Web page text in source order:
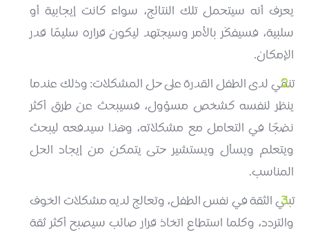
يعرف أنه سيتحمل تلك النتائج، سواء كانت إيجابية أو
سلبية، فسيفكّر بالأمر وسيجتهد ليكون قراره سليمًا قدر
الإمكان.
تنمّي لدى الطفل القدرة على حل المشكلات: وذلك عندما
ينظر لنفسه كشخص مسؤول، فسيبحث عن طرق أكثر
نضجًا في التعامل مع مشكلاته، وهذا سيدفعه ليبحث
ويتعلم ويسأل ويستشير حتى يتمكن من إيجاد الحل
المناسب.
تبني الثقة في نفس الطفل، وتعالج لديه مشكلات الخوف
والتردد، وكلما استطاع اتخاذ قرار صائب سيصبح أكثر ثقة